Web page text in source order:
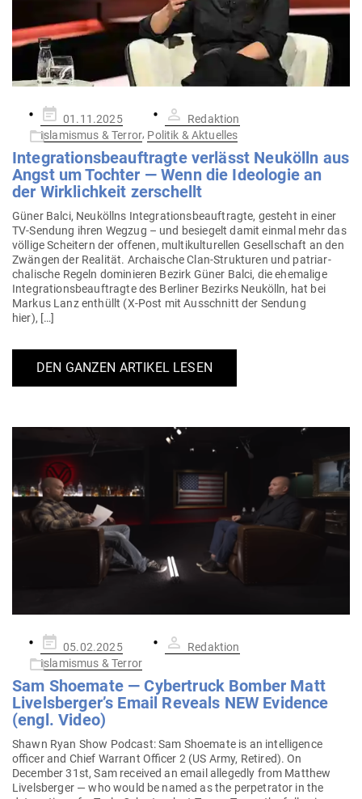
Gepostet
am
01.11.2025
Redaktion
Islamismus & Terror, Politik & Aktuelles
Inte­gra­ti­ons­be­auf­tragte ver­lässt Neu­kölln aus
Angst um Tochter — Wenn die Ideo­logie an
der Wirk­lichkeit zerschellt
Güner Balci, Neu­köllns Inte­gra­ti­ons­be­auf­tragte, gesteht in einer
TV-Sendung ihren Wegzug – und besiegelt damit einmal mehr das
völlige Scheitern der offenen, mul­ti­kul­tu­rellen Gesell­schaft an den
Zwängen der Rea­lität. Archaische Clan-Struk­­turen und patri­ar­
cha­lische Regeln domi­nieren Bezirk Güner Balci, die ehe­malige
Inte­gra­ti­ons­be­auf­tragte des Ber­liner Bezirks Neu­kölln, hat bei
Markus Lanz ent­hüllt (X‑Post mit Aus­schnitt der Sendung
hier), […]
DEN GANZEN ARTIKEL LESEN
Gepostet
am
05.02.2025
Redaktion
Islamismus & Terror
Sam Shoemate — Cyber­truck Bomber Matt
Livelsberger’s Email Reveals NEW Evi­dence
(engl. Video)
Shawn Ryan Show Podcast: Sam Shoemate is an intel­li­gence
officer and Chief Warrant Officer 2 (US Army, Retired). On
December 31st, Sam received an email alle­gedly from Matthew
Livels­berger — who would be named as the per­pe­trator in the